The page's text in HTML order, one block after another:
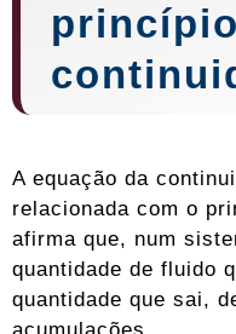
A equação da
relacionada com o
afirma que, num
quantidade de fluido
quantidade que sai,